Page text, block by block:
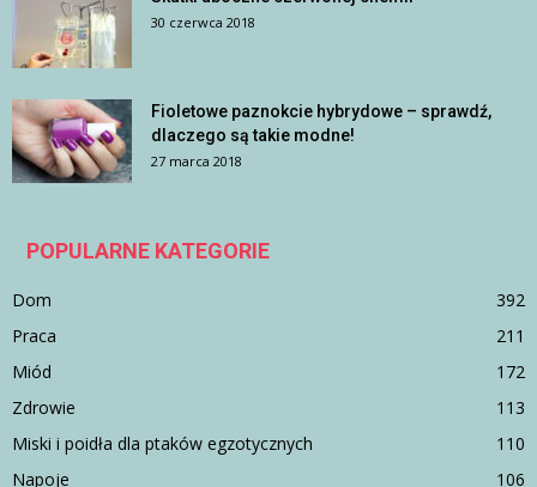
30 czerwca 2018
Fioletowe paznokcie hybrydowe – sprawdź,
dlaczego są takie modne!
27 marca 2018
POPULARNE KATEGORIE
Dom
392
Praca
211
Miód
172
Zdrowie
113
Miski i poidła dla ptaków egzotycznych
110
Napoje
106